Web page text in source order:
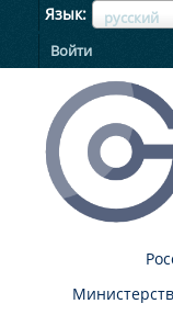
Язык русский
ЯзыкЯзык
Войти